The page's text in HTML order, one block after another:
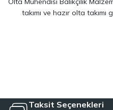
takımı ve hazır olta
çözümler
Taksit Seçenekleri